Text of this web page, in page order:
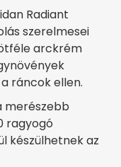
Radiant
szerelmesei
arckrém
ráncok ellen.
merészebb
ragyogó
készülhetnek az